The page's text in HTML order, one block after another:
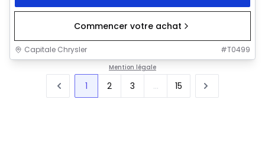
Commencer votre achat
Capitale Chrysler #T0499
Mention légale
1 2 3 ... 15